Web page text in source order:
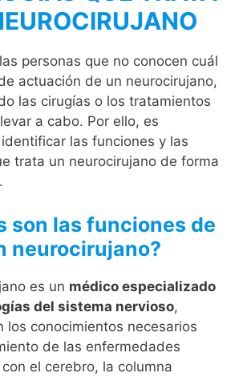
personas que no conocen cuál
actuación de un neurocirujano,
las cirugías o los tratamientos
a cabo. Por ello, es
las funciones y las
trata un neurocirujano de forma
son las funciones de
neurocirujano?
es un médico especializado
del sistema nervioso,
los conocimientos necesarios
de las enfermedades
el cerebro, la columna